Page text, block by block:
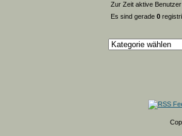
Zur Zeit aktive
Es sind gerade 0